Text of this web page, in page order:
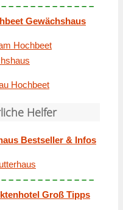
– – – – – – – – – – – –
Gewächshaus
Hochbeet
Hochbeet
Helfer
Bestseller & Infos
– – – – – – – – – – – –
Groß Tipps